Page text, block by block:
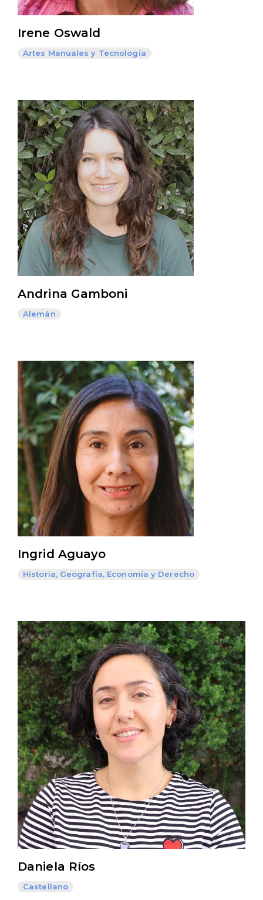
Irene Oswald
Artes Manuales y Tecnología
Andrina Gamboni
Alemán
Ingrid Aguayo
Historia, Geografía, Economía y Derecho
Daniela Ríos
Castellano